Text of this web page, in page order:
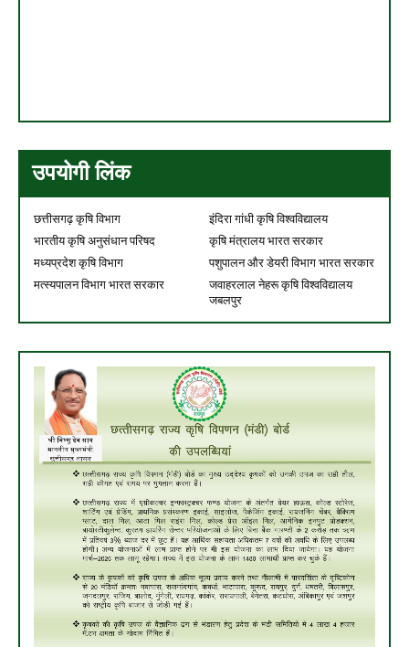
उपयोगी लिंक
छत्तीसगढ़ कृषि विभाग
इंदिरा गांधी कृषि विश्वविद्यालय
भारतीय कृषि अनुसंधान परिषद
कृषि मंत्रालय भारत सरकार
मध्यप्रदेश कृषि विभाग
पशुपालन और डेयरी विभाग भारत सरकार
मत्स्यपालन विभाग भारत सरकार
जवाहरलाल नेहरू कृषि विश्वविद्यालय
जबलपुर